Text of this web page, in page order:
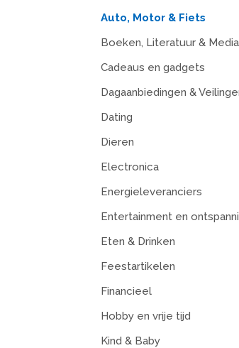
Auto, Motor & Fiets
Boeken, Literatuur & Media
Cadeaus en gadgets
Dagaanbiedingen &
Dating
Dieren
Electronica
Energieleveranciers
Entertainment en
Eten & Drinken
Feestartikelen
Financieel
Hobby en vrije tijd
Kind & Baby